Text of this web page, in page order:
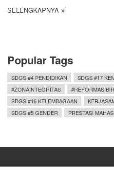
SELENGKAPNYA
Popular Tags
SDGS #4 PENDIDIKAN SDGS #17
#ZONAINTEGRITAS
SDGS #16 KELEMBAGAAN
SDGS #5 GENDER
PRESTASI